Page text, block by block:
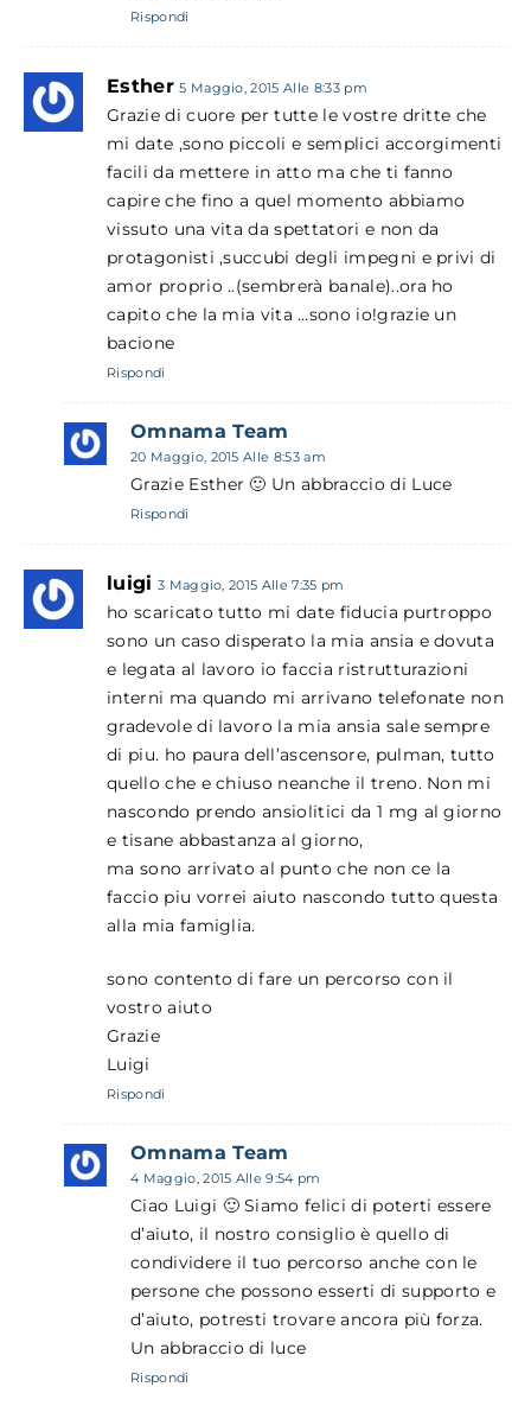
Rispondi
Esther 5 Maggio, 2015 Alle 8:33 pm
Grazie di cuore per tutte le vostre dritte che
mi date ,sono piccoli e semplici accorgimenti
facili da mettere in atto ma che ti fanno
capire che fino a quel momento abbiamo
vissuto una vita da spettatori e non da
protagonisti ,succubi degli impegni e privi di
amor proprio ..(sembrerà banale)..ora ho
capito che la mia vita …sono io!grazie un
bacione
Rispondi
Omnama Team
20 Maggio, 2015 Alle 8:53 am
Grazie Esther 🙂 Un abbraccio di Luce
Rispondi
luigi 3 Maggio, 2015 Alle 7:35 pm
ho scaricato tutto mi date fiducia purtroppo
sono un caso disperato la mia ansia e dovuta
e legata al lavoro io faccia ristrutturazioni
interni ma quando mi arrivano telefonate non
gradevole di lavoro la mia ansia sale sempre
di piu. ho paura dell’ascensore, pulman, tutto
quello che e chiuso neanche il treno. Non mi
nascondo prendo ansiolitici da 1 mg al giorno
e tisane abbastanza al giorno,
ma sono arrivato al punto che non ce la
faccio piu vorrei aiuto nascondo tutto questa
alla mia famiglia.
sono contento di fare un percorso con il
vostro aiuto
Grazie
Luigi
Rispondi
Omnama Team
4 Maggio, 2015 Alle 9:54 pm
Ciao Luigi 🙂 Siamo felici di poterti essere
d’aiuto, il nostro consiglio è quello di
condividere il tuo percorso anche con le
persone che possono esserti di supporto e
d’aiuto, potresti trovare ancora più forza.
Un abbraccio di luce
Rispondi